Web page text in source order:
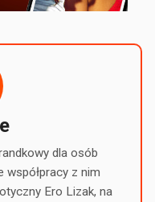
dla osób
współpracy z nim
Ero Lizak, na